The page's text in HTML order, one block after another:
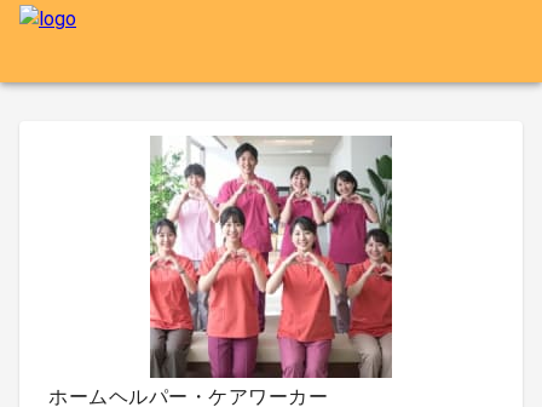
ホームヘルパー・ケアワーカー